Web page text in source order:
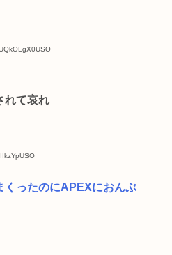
れて哀れ
くったのにAPEXにおんぶ